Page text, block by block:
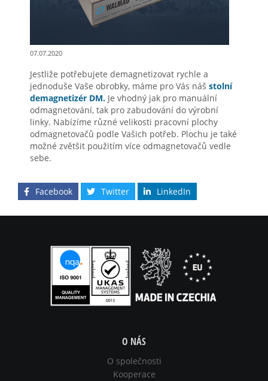
07.07.2020
Jestliže potřebujete demagnetizovat rychle a
jednoduše Vaše obrobky, máme pro Vás náš stolní
demagnetizér DM. Je vhodný jak pro manuální
odmagnetování, tak pro zabudování do výrobní
linky. Nabízíme různé velikosti pracovní plochy
odmagnetovačů podle Vašich potřeb. Plochu je také
možné zvětšit použitím více odmagnetovačů vedle
sebe.
Facebook Twitter LinkedIn
O NÁS
O společnosti
Kooperace